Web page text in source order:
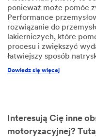
ponieważ może pomóc
Performance
rozwiązanie do
lakierniczych, które
procesu i zwiększyć
łatwiejszy sposób
Dowiedz się więcej
Interesują Cię inne
motoryzacyjnej?